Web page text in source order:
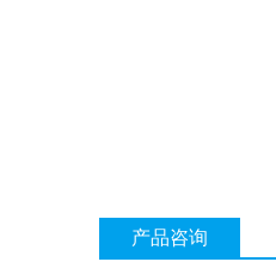
产品咨询